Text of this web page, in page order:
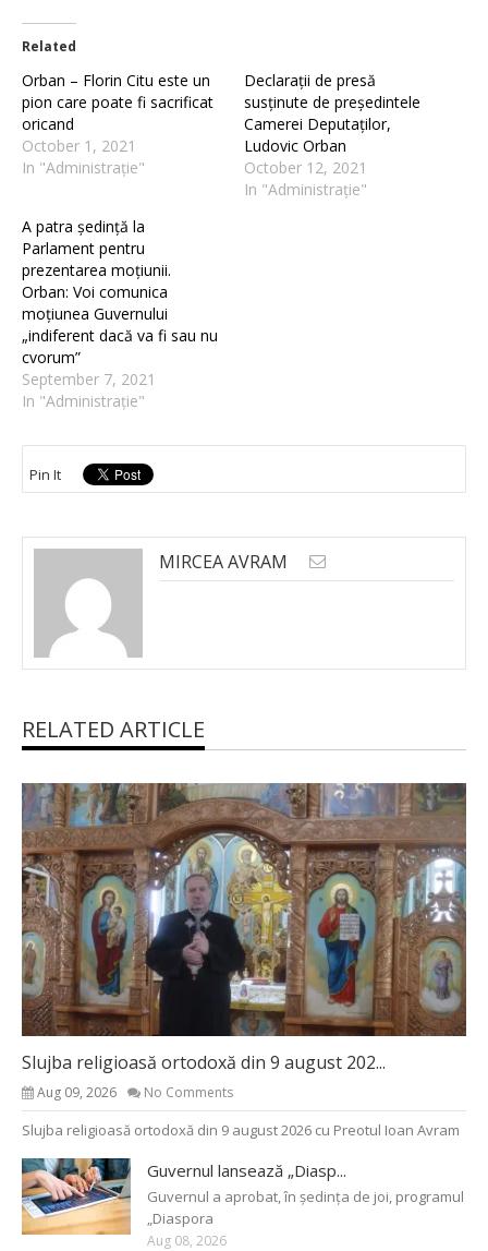
Related
Orban – Florin Citu este un
pion care poate fi sacrificat
oricand
October 1, 2021
In "Administrație"
Declarații de presă
susținute de președintele
Camerei Deputaților,
Ludovic Orban
October 12, 2021
In "Administrație"
A patra ședință la
Parlament pentru
prezentarea moțiunii.
Orban: Voi comunica
moțiunea Guvernului
„indiferent dacă va fi sau nu
cvorum”
September 7, 2021
In "Administrație"
Pin It
MIRCEA AVRAM
RELATED ARTICLE
Slujba religioasă ortodoxă din 9 august 202...
Aug 09, 2026 No Comments
Slujba religioasă ortodoxă din 9 august 2026 cu Preotul Ioan Avram
Guvernul lansează „Diasp...
Guvernul a aprobat, în ședința de joi, programul
„Diaspora
Aug 08, 2026